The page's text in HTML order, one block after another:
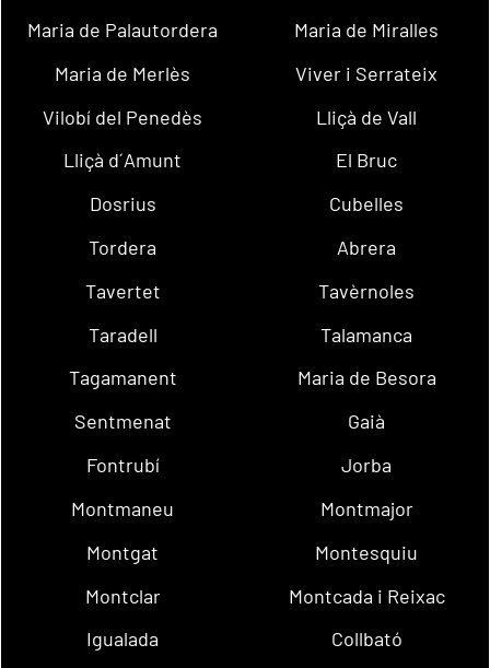
Maria de Palautordera
Maria de Miralles
Maria de Merlès
Viver i Serrateix
Vilobí del Penedès
Lliçà de Vall
Lliçà d´Amunt
El Bruc
Dosrius
Cubelles
Tordera
Abrera
Tavertet
Tavèrnoles
Taradell
Talamanca
Tagamanent
Maria de Besora
Sentmenat
Gaià
Fontrubí
Jorba
Montmaneu
Montmajor
Montgat
Montesquiu
Montclar
Montcada i Reixac
Igualada
Collbató